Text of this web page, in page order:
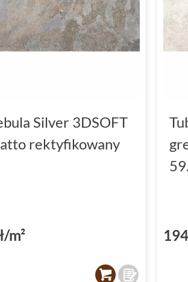
Silver 3DSOFT
rektyfikowany
m²